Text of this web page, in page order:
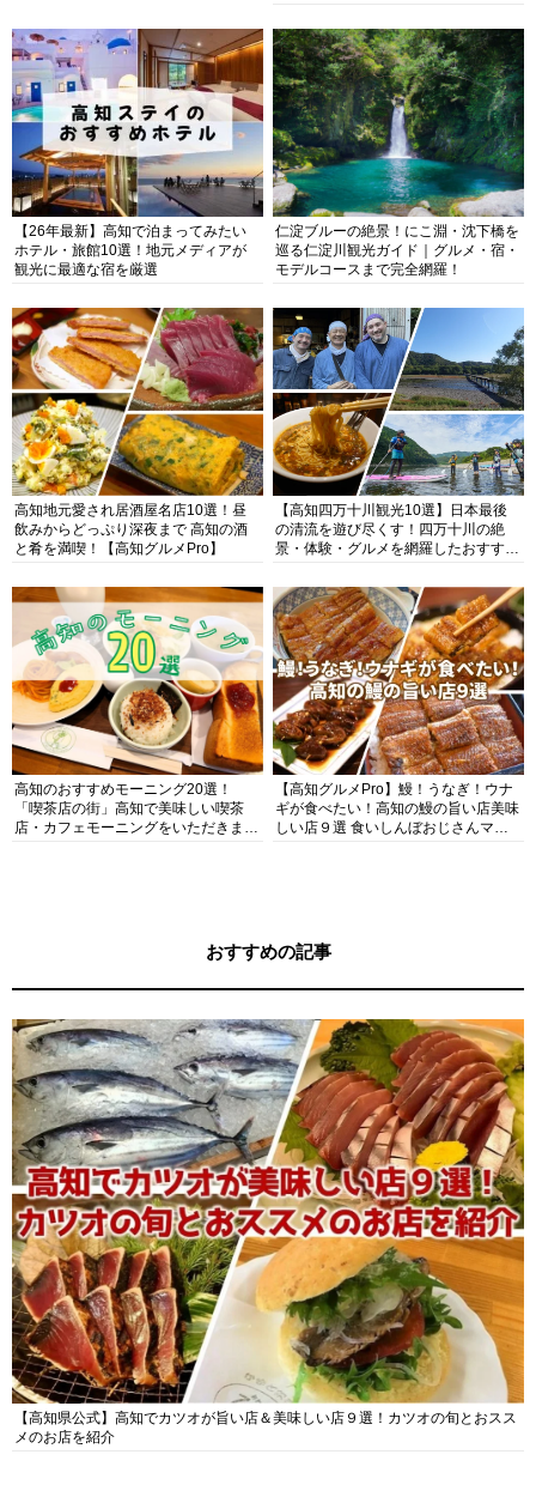
【26年最新】高知で泊まってみたい
ホテル・旅館10選！地元メディアが
観光に最適な宿を厳選
仁淀ブルーの絶景！にこ淵・沈下橋を
巡る仁淀川観光ガイド｜グルメ・宿・
モデルコースまで完全網羅！
高知地元愛され居酒屋名店10選！昼
飲みからどっぷり深夜まで 高知の酒
と肴を満喫！【高知グルメPro】
【高知四万十川観光10選】日本最後
の清流を遊び尽くす！四万十川の絶
景・体験・グルメを網羅したおすすめ
高知のおすすめモーニング20選！
「喫茶店の街」高知で美味しい喫茶
店・カフェモーニングをいただきま
【高知グルメPro】鰻！うなぎ！ウナ
ギが食べたい！高知の鰻の旨い店美味
しい店９選 食いしんぼおじさんマッ
おすすめの記事
【高知県公式】高知でカツオが旨い店＆美味しい店９選！カツオの旬とおスス
メのお店を紹介